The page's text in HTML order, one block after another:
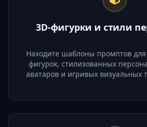
3D-фигурки и стили
Находите шаблоны промптов
фигурок, стилизованных
аватаров и игривых визуальных